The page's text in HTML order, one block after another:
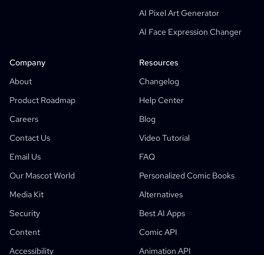
AI Pixel Art Generator
AI Face Expression Changer
Company
About
Product Roadmap
Careers
Contact Us
Email Us
Our Mascot World
Media Kit
Security
Content
Accessibility
Resources
Changelog
Help Center
Blog
Video Tutorial
FAQ
Personalized Comic Books
Alternatives
Best AI Apps
Comic API
Animation API
Camera Angle Control
AI Background Generator
AI Image Style Transfer
AI Pose Generator
AI Character Generator
AI Character Design
AI Anime Generator
AI Comic Factory
Children's Storybook Maker
Generative Workflows
AI Storybook Generator